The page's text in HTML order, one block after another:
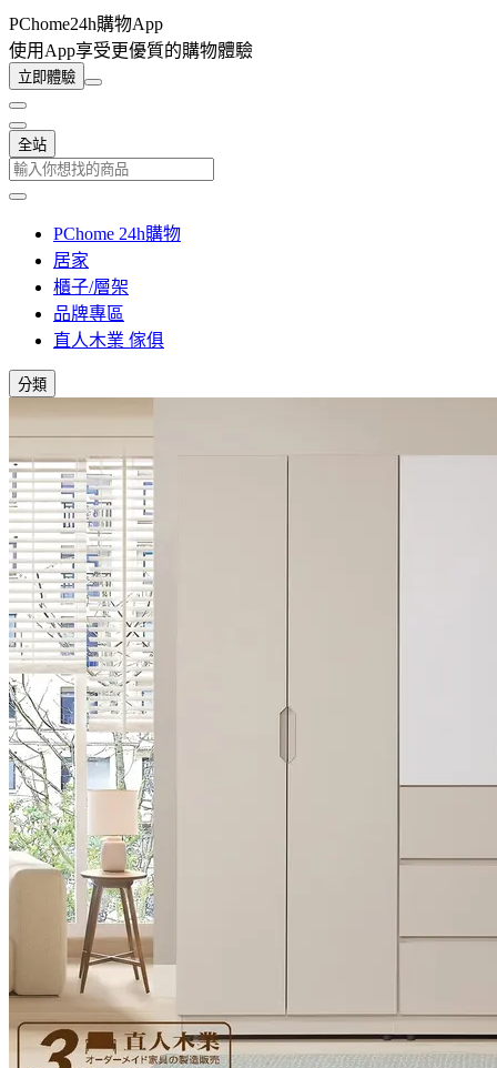
PChome24h購物App
使用App享受更優質的購物體驗
立即體驗
全站
PChome 24h購物
居家
櫃子/層架
品牌專區
直人木業 傢俱
分類